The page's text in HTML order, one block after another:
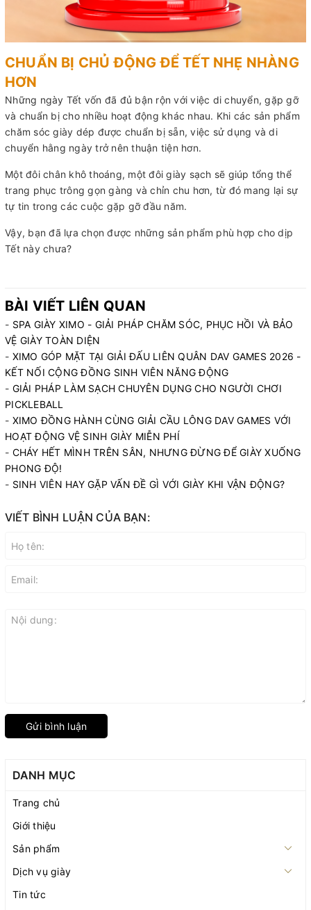
CHUẨN BỊ CHỦ ĐỘNG ĐỂ TẾT NHẸ NHÀNG
HƠN
Những ngày Tết vốn đã đủ bận rộn với việc di chuyển, gặp gỡ
và chuẩn bị cho nhiều hoạt động khác nhau. Khi các sản phẩm
chăm sóc giày dép được chuẩn bị sẵn, việc sử dụng và di
chuyển hằng ngày trở nên thuận tiện hơn.
Một đôi chân khô thoáng, một đôi giày sạch sẽ giúp tổng thể
trang phục trông gọn gàng và chỉn chu hơn, từ đó mang lại sự
tự tin trong các cuộc gặp gỡ đầu năm.
Vậy, bạn đã lựa chọn được những sản phẩm phù hợp cho dịp
Tết này chưa?
BÀI VIẾT LIÊN QUAN
- SPA GIÀY XIMO - GIẢI PHÁP CHĂM SÓC, PHỤC HỒI VÀ BẢO
VỆ GIÀY TOÀN DIỆN
- XIMO GÓP MẶT TẠI GIẢI ĐẤU LIÊN QUÂN DAV GAMES 2026 -
KẾT NỐI CỘNG ĐỒNG SINH VIÊN NĂNG ĐỘNG
- GIẢI PHÁP LÀM SẠCH CHUYÊN DỤNG CHO NGƯỜI CHƠI
PICKLEBALL
- XIMO ĐỒNG HÀNH CÙNG GIẢI CẦU LÔNG DAV GAMES VỚI
HOẠT ĐỘNG VỆ SINH GIÀY MIỄN PHÍ
- CHÁY HẾT MÌNH TRÊN SÂN, NHƯNG ĐỪNG ĐỂ GIÀY XUỐNG
PHONG ĐỘ!
- SINH VIÊN HAY GẶP VẤN ĐỀ GÌ VỚI GIÀY KHI VẬN ĐỘNG?
VIẾT BÌNH LUẬN CỦA BẠN:
Gửi bình luận
DANH MỤC
Trang chủ
Giới thiệu
Sản phẩm
Dịch vụ giày
Tin tức